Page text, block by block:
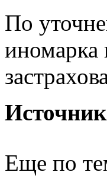
По
иномарка
Еще по